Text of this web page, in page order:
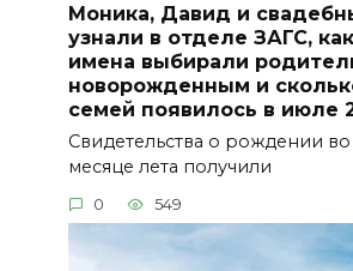
Моника, Давид и
узнали в отделе ЗАГС,
имена выбирали
новорожденным и
семей появилось в июле
Свидетельства о рождении
месяце лета получили
0 549